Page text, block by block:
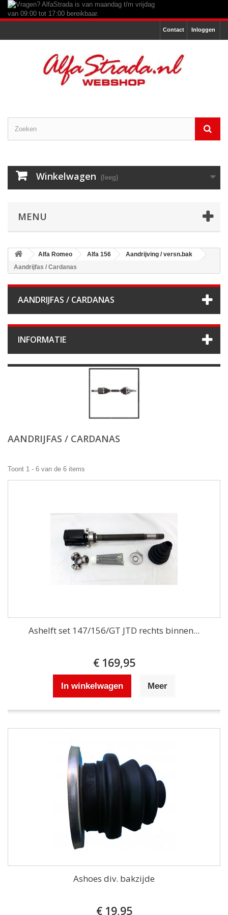
Inloggen
Contact
Winkelwagen (leeg)
MENU
Alfa Romeo Alfa 156
Aandrijving / versn.bak
Aandrijfas / Cardanas
AANDRIJFAS / CARDANAS
INFORMATIE
AANDRIJFAS / CARDANAS
Toont 1 - 6 van de 6 items
Ashelft set 147/156/GT JTD rechts binnen...
€ 169,95
In winkelwagen Meer
Ashoes div. bakzijde
€ 19,95